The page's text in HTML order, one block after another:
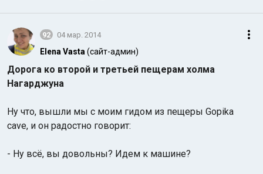
92 04 мар. 2014
Elena Vasta (сайт-админ)
Дорога ко второй и третьей пещерам холма
Нагарджуна
Ну что, вышли мы с моим гидом из пещеры Gopika
cave, и он радостно говорит:
- Ну всё, вы довольны? Идем к машине?